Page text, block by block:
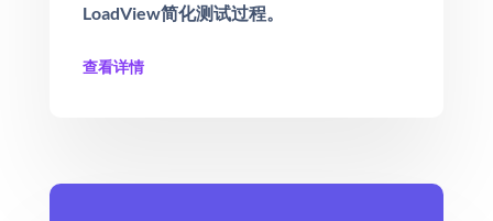
LoadView简化测试过程。
查看详情